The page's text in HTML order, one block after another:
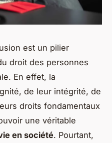
est un pilier
droit des personnes
En effet, la
de leur intégrité, de
droits fondamentaux
une véritable
en société. Pourtant,